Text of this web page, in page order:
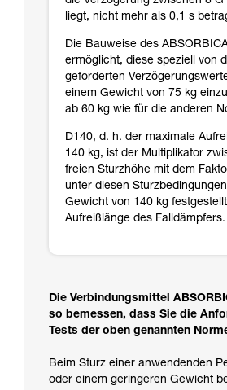
liegt, nicht mehr als 0,1 s
Die Bauweise des
ermöglicht, diese speziell von
geforderten
einem Gewicht von 75 kg
ab 60 kg wie für die anderen
D140, d. h. der maximale
140 kg, ist der Multiplikator
freien Sturzhöhe mit dem
unter diesen
Gewicht von 140 kg
Aufreißlänge des Falldämpfers.
Die Verbindungsmittel
so bemessen, dass Sie die
Tests der oben genannten
Beim Sturz einer anwendenden
oder einem geringeren Gewicht